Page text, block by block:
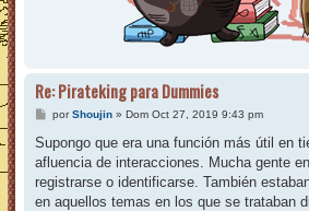
Re: Pirateking para Dummies
M
n
s
a
j
e
porShoujin» Dom Oct 27, 2019 9:43 pm
Supongo que era una función más útil en
afluencia de interacciones. Mucha gente
registrarse o identificarse. También
en aquellos temas en los que se trataban